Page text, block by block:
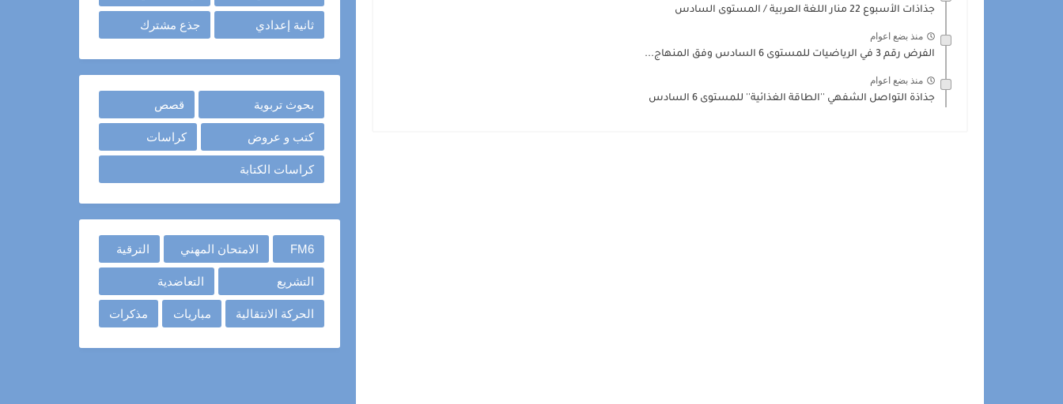
جذاذات الأسبوع 22 منار اللغة العربية / المستوى السادس
منذ بضع اعوام
الفرض رقم 3 في الرياضيات للمستوى 6 السادس وفق المنهاج...
منذ بضع اعوام
جذاذة التواصل الشفهي ''الطاقة الغذائية'' للمستوى 6 السادس
ثانية إعدادي جذع مشترك
بحوث تربوية قصص
كتب و عروض كراسات
كراسات الكتابة
FM6 الامتحان المهني الترقية
التشريع التعاضدية
الحركة الانتقالية مباريات مذكرات